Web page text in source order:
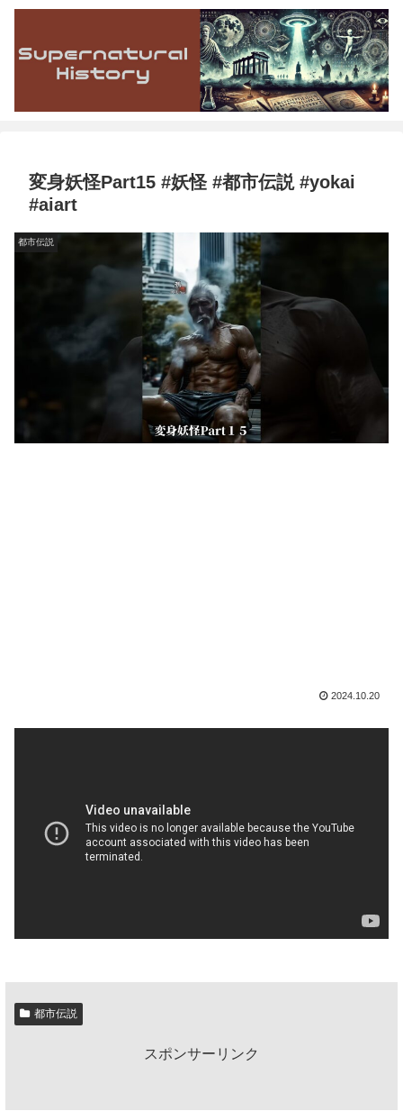
変身妖怪Part15 #妖怪 #都市伝説 #yokai
#aiart
都市伝説
2024.10.20
都市伝説
スポンサーリンク